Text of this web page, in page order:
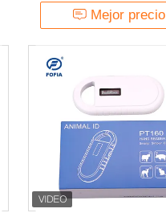
Mejor precio